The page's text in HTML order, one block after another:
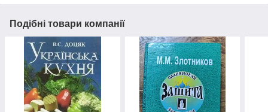
Подібні товари компанії